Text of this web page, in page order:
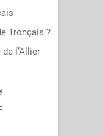
Tronçais ?
l’Allier